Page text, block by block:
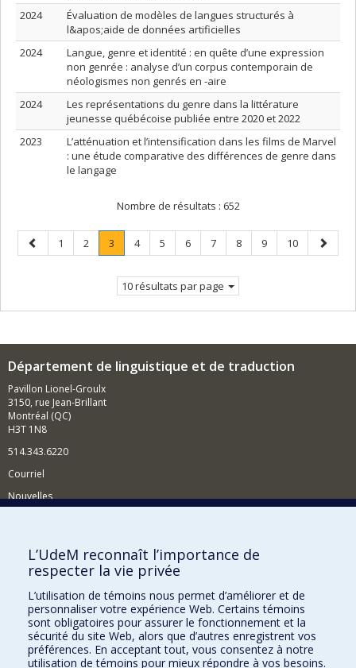
2024
Évaluation de modèles de langues structurés à
l&apos;aide de données artificielles
2024
Langue, genre et identité : en quête d’une expression
non genrée : analyse d’un corpus contemporain de
néologismes non genrés en -aire
2024
Les représentations du genre dans la littérature
jeunesse québécoise publiée entre 2020 et 2022
2023
L’atténuation et l’intensification dans les films de Marvel
: une étude comparative des différences de genre dans
le langage
Nombre de résultats : 652
Page
précédente
Page
1 Page
2 Page
3
Page
Page
4 Page
5 Page
6 Page
7 Page
8 Page
9 Page
10
Page
10 résultats par page
Département de linguistique et de traduction
Pavillon Lionel-Groulx
3150, rue Jean-Brillant
Montréal (QC)
H3T 1N8
514.343.6220
Courriel
Nouvelles
Comment soutenir le Département?
BESOIN D'AIDE?
Plan du site
Signaler une erreur
Accessibilité
L’UdeM reconnaît l’importance de
respecter la vie privée
L’utilisation de témoins nous permet d’améliorer et de
personnaliser votre expérience Web. Certains témoins
sont obligatoires pour assurer le fonctionnement et la
sécurité du site Web, alors que d’autres enregistrent vos
préférences. En acceptant tout, vous consentez à notre
utilisation de témoins pour mieux répondre à vos besoins.